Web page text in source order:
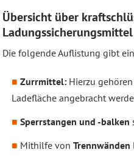
Übersicht über
Ladungssicherungsmittel
Die folgende Auflistung gibt
Zurrmittel: Hierzu
Ladefläche angebracht
Sperrstangen und -balken
Mithilfe von Trennwänden